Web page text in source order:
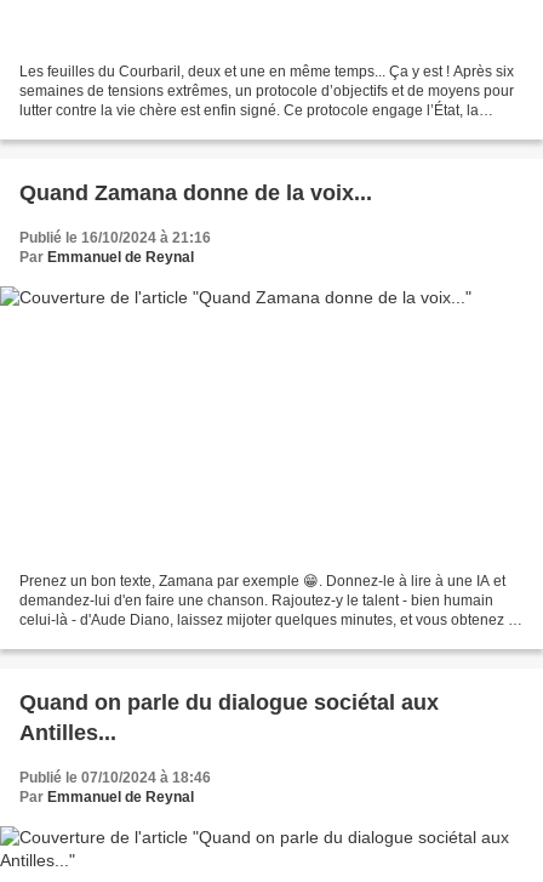
Les feuilles du Courbaril, deux et une en même temps... Ça y est ! Après six
semaines de tensions extrêmes, un protocole d’objectifs et de moyens pour
lutter contre la vie chère est enfin signé. Ce protocole engage l’État, la
Quand Zamana donne de la voix...
Publié le 16/10/2024 à 21:16
Par Emmanuel de Reynal
Prenez un bon texte, Zamana par exemple 😁. Donnez-le à lire à une IA et
demandez-lui d'en faire une chanson. Rajoutez-y le talent - bien humain
celui-là - d'Aude Diano, laissez mijoter quelques minutes, et vous obtenez ça
Quand on parle du dialogue sociétal aux
Antilles...
Publié le 07/10/2024 à 18:46
Par Emmanuel de Reynal